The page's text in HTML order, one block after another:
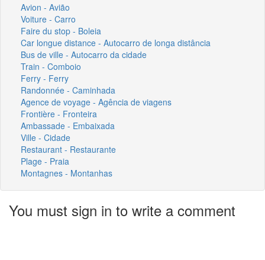
Avion - Avião
Voiture - Carro
Faire du stop - Boleia
Car longue distance - Autocarro de longa distância
Bus de ville - Autocarro da cidade
Train - Comboio
Ferry - Ferry
Randonnée - Caminhada
Agence de voyage - Agência de viagens
Frontière - Fronteira
Ambassade - Embaixada
Ville - Cidade
Restaurant - Restaurante
Plage - Praia
Montagnes - Montanhas
You must sign in to write a comment